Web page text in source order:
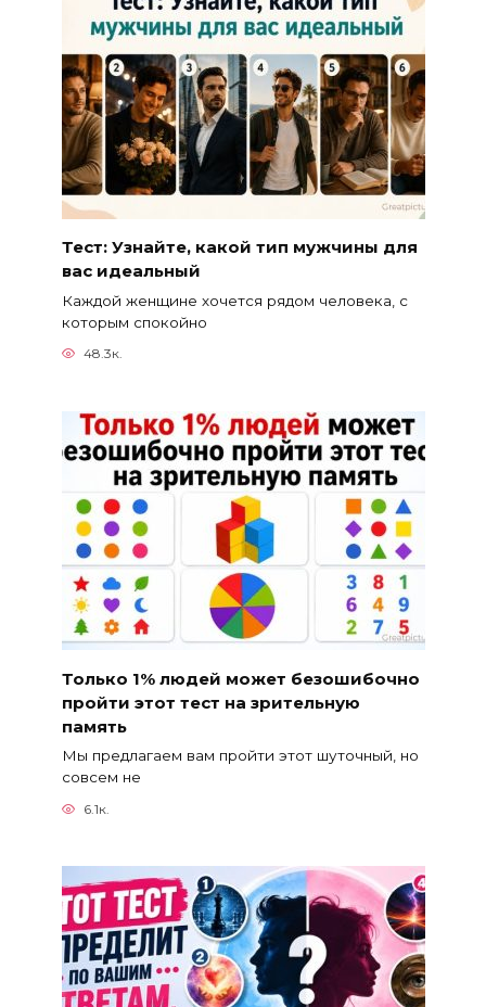
Тест: Узнайте, какой тип мужчины для
вас идеальный
Каждой женщине хочется рядом человека, с
которым спокойно
48.3к.
Только 1% людей может безошибочно
пройти этот тест на зрительную
память
Мы предлагаем вам пройти этот шуточный, но
совсем не
6.1к.